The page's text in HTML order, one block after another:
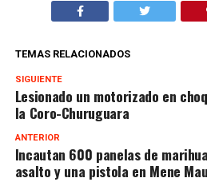
TEMAS RELACIONADOS
SIGUIENTE
Lesionado un motorizado en
la Coro-Churuguara
ANTERIOR
Incautan 600 panelas de
asalto y una pistola en Mene